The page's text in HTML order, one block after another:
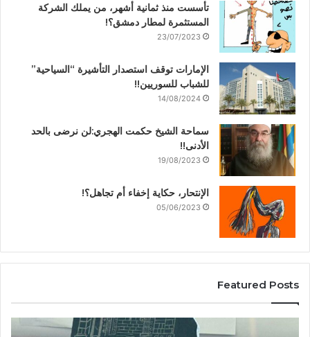
تأسست منذ ثمانية أشهر، من يملك الشركة
المستثمرة لمطار دمشق؟!
23/07/2023
الإمارات توقف استصدار التأشيرة “السياحية”
للشباب للسوريين!!
14/08/2024
سماحة الشيخ حكمت الهجري:لن نرضى بالحد
الأدنى!!
19/08/2023
الإنتحار، حكاية إخفاء أم تجاهل؟!
05/06/2023
Featured Posts